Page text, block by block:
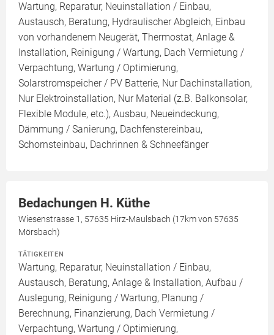
Wartung, Reparatur, Neuinstallation / Einbau,
Austausch, Beratung, Hydraulischer Abgleich, Einbau
von vorhandenem Neugerät, Thermostat, Anlage &
Installation, Reinigung / Wartung, Dach Vermietung /
Verpachtung, Wartung / Optimierung,
Solarstromspeicher / PV Batterie, Nur Dachinstallation,
Nur Elektroinstallation, Nur Material (z.B. Balkonsolar,
Flexible Module, etc.), Ausbau, Neueindeckung,
Dämmung / Sanierung, Dachfenstereinbau,
Schornsteinbau, Dachrinnen & Schneefänger
Bedachungen H. Küthe
Wiesenstrasse 1, 57635 Hirz-Maulsbach (17km von 57635
Mörsbach)
TÄTIGKEITEN
Wartung, Reparatur, Neuinstallation / Einbau,
Austausch, Beratung, Anlage & Installation, Aufbau /
Auslegung, Reinigung / Wartung, Planung /
Berechnung, Finanzierung, Dach Vermietung /
Verpachtung, Wartung / Optimierung,